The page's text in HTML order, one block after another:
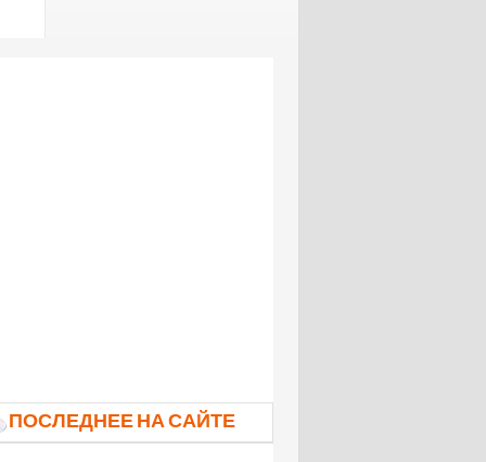
ПОСЛЕДНЕЕ НА САЙТЕ